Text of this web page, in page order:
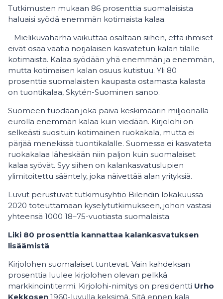
Tutkimusten mukaan 86 prosenttia suomalaisista
haluaisi syödä enemmän kotimaista kalaa.
– Mielikuvaharha vaikuttaa osaltaan siihen, että ihmiset
eivät osaa vaatia norjalaisen kasvatetun kalan tilalle
kotimaista. Kalaa syödään yhä enemmän ja enemmän,
mutta kotimaisen kalan osuus kutistuu. Yli 80
prosenttia suomalaisten kaupasta ostamasta kalasta
on tuontikalaa, Skytén-Suominen sanoo.
Suomeen tuodaan joka päivä keskimäärin miljoonalla
eurolla enemmän kalaa kuin viedään. Kirjolohi on
selkeästi suosituin kotimainen ruokakala, mutta ei
pärjää menekissä tuontikalalle. Suomessa ei kasvateta
ruokakalaa läheskään niin paljon kuin suomalaiset
kalaa syövät. Syy siihen on kalankasvatuslupien
ylimitoitettu sääntely, joka näivettää alan yrityksiä.
Luvut perustuvat tutkimusyhtiö Bilendin lokakuussa
2020 toteuttamaan kyselytutkimukseen, johon vastasi
yhteensä 1000 18–75-vuotiasta suomalaista.
Liki 80 prosenttia kannattaa kalankasvatuksen
lisäämistä
Kirjolohen suomalaiset tuntevat. Vain kahdeksan
prosenttia luulee kirjolohen olevan pelkkä
markkinointitermi. Kirjolohi-nimitys on presidentti Urho
Kekkosen 1960-luvulla keksimä. Sitä ennen kala